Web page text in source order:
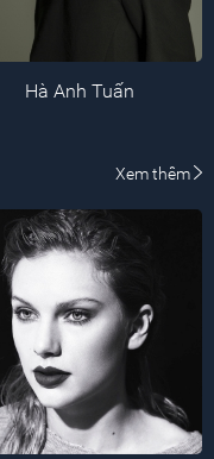
Hà Anh Tuấn
Xem thêm